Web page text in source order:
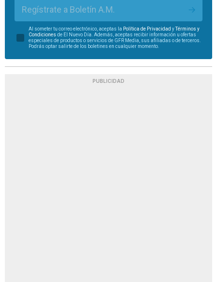
Regístrate a Boletín A.M.
Al someter tu correo electrónico, aceptas la Política de Privacidad yTérminos y
Condiciones de El Nuevo Día. Además, aceptas recibir información u ofertas
especiales de productos o servicios de GFR Media, sus afiliadas o de terceros.
Podrás optar salirte de los boletines en cualquier momento.
PUBLICIDAD